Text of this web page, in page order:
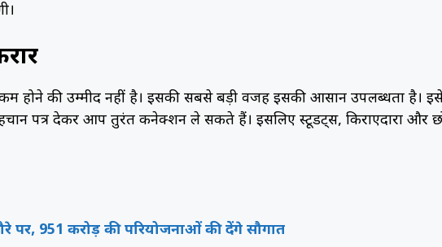
होने की उम्मीद नहीं है। इसकी सबसे बड़ी वजह इसकी आसान उपलब्धता है।
पत्र देकर आप तुरंत कनेक्शन ले सकते हैं। इसलिए स्टूडेंट्स, किराएदारों और
पर, 951 करोड़ की परियोजनाओं की देंगे सौगात